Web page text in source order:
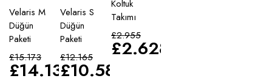
Velaris M
Düğün
Paketi
£15.173
£14.135
Velaris S
Düğün
Paketi
£12.165
£10.583
Koltuk
Takımı
£2.955
£2.628